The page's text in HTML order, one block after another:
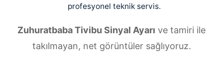
profesyonel teknik servis.
Zuhuratbaba Tivibu Sinyal Ayarı ve tamiri ile
takılmayan, net görüntüler sağlıyoruz.